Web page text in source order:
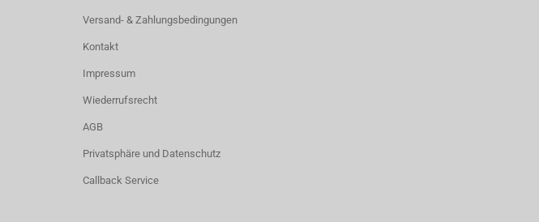
Versand- & Zahlungsbedingungen
Kontakt
Impressum
Wiederrufsrecht
AGB
Privatsphäre und Datenschutz
Callback Service